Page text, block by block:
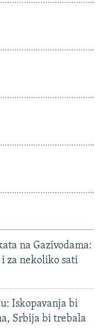
na Gazivodama:
za nekoliko sati
Iskopavanja bi
Srbija bi trebala